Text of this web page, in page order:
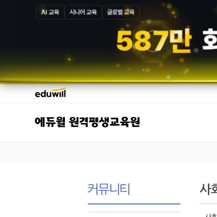
AI 교육 시니어 교육 글로벌 교육
587만
에듀윌 원격평생교육원